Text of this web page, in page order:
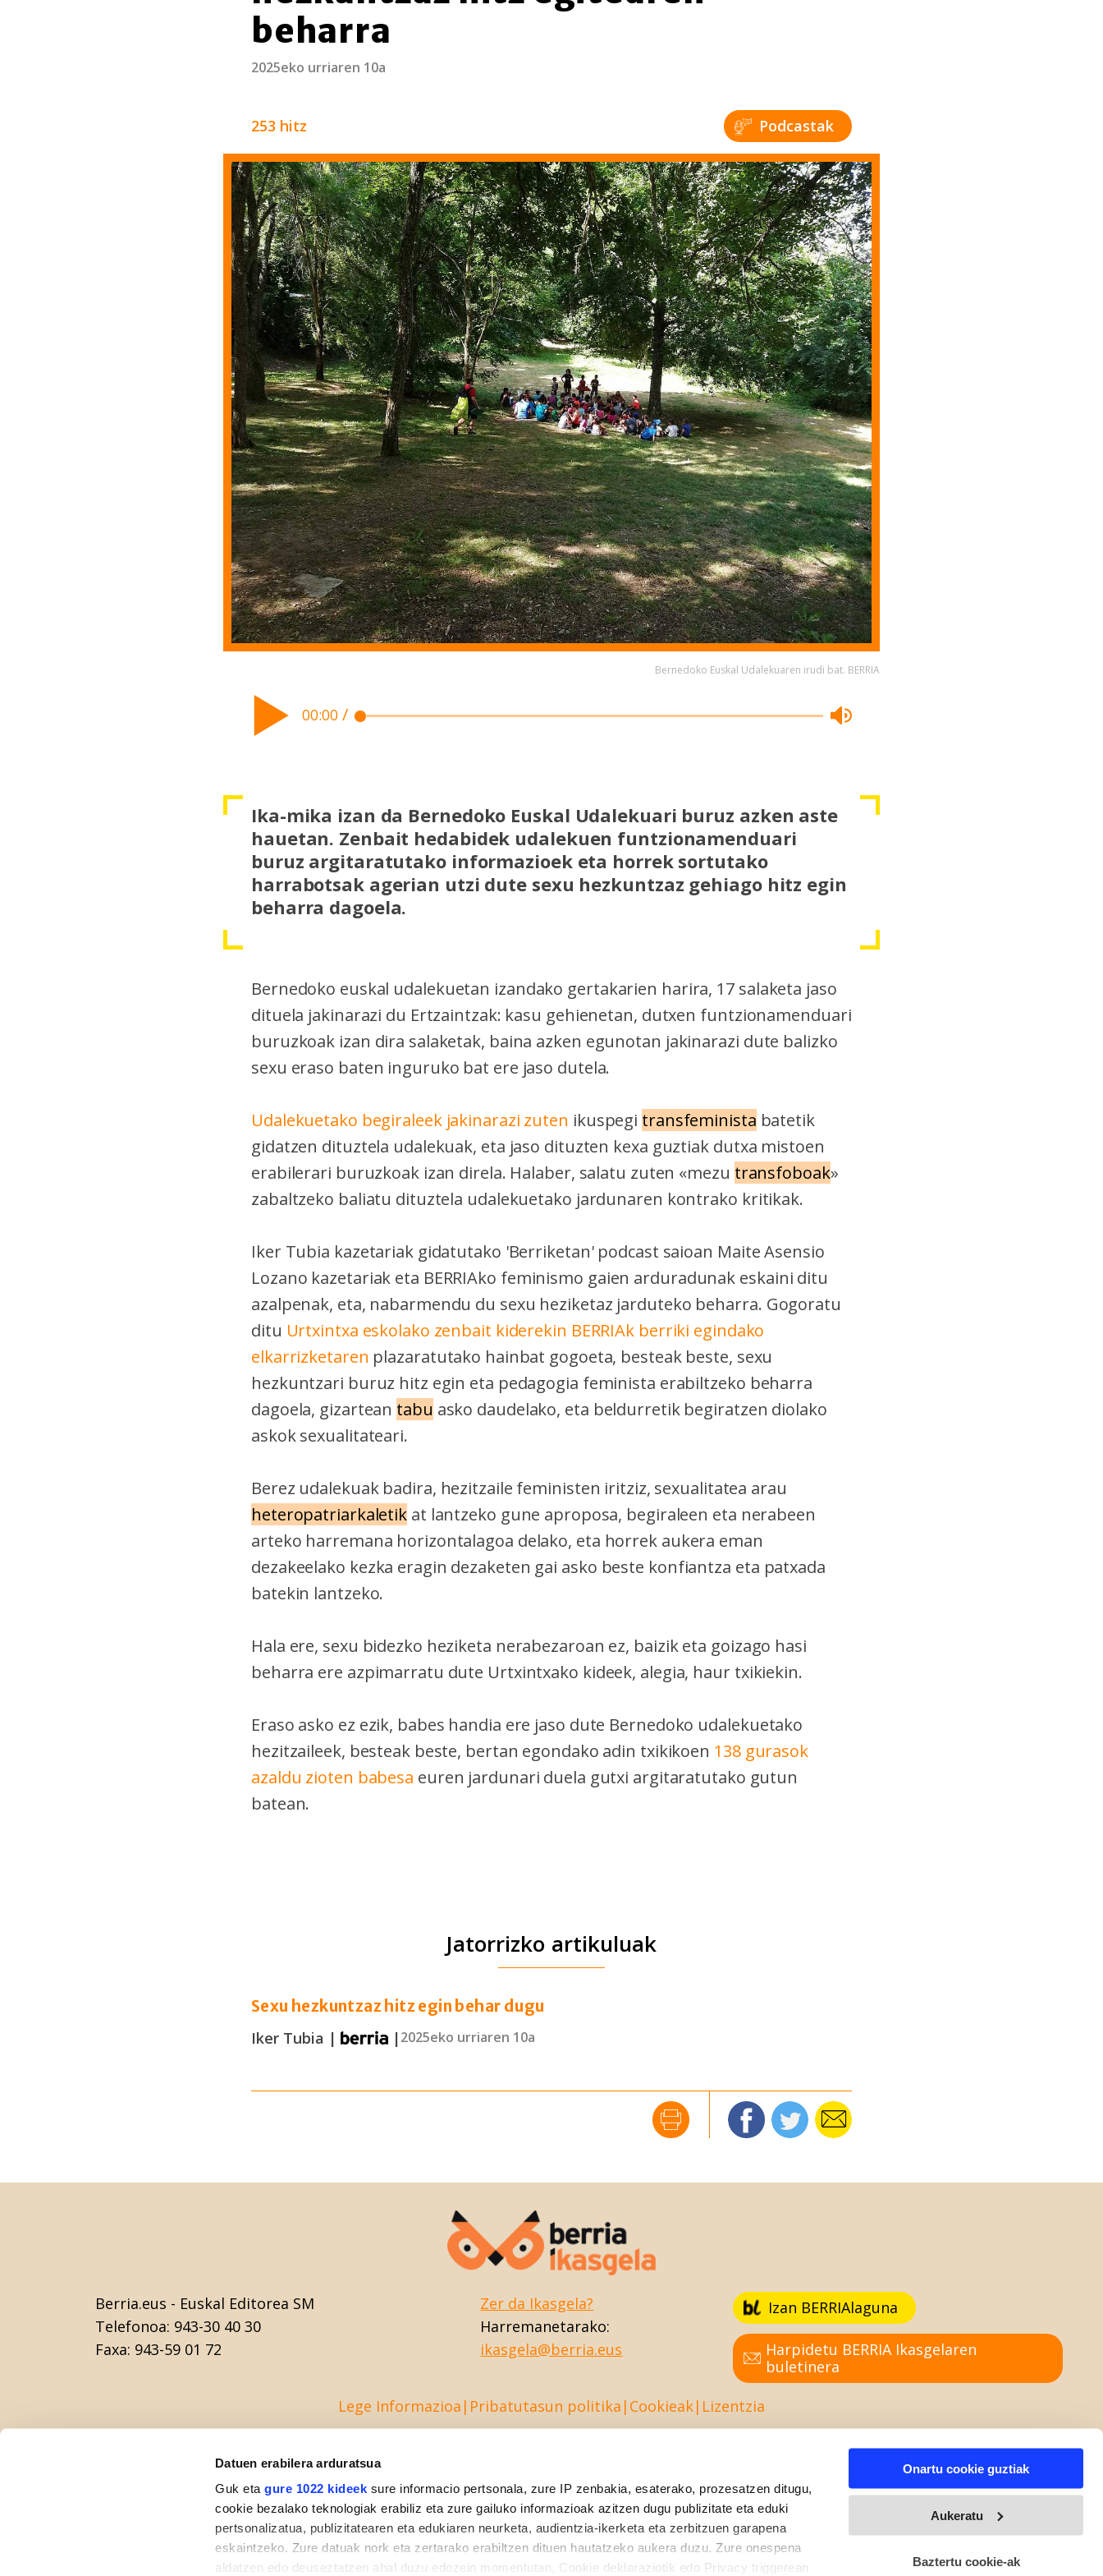
Datuen erabilera arduratsua
Guk etagure 1022 kideek sure informacio pertsonala, zure IP zenbakia, esaterako, prozesatzen ditugu,
cookie bezalako teknologiak erabiliz eta zure gailuko informazioak azitzen dugu publizitate eta eduki
pertsonalizatua, publizitatearen eta edukiaren neurketa, audientzia-ikerketa eta zerbitzuen garapena
eskaintzeko. Zure datuak nork eta zertarako erabiltzen dituen hautatzeko aukera duzu. Zure onespena
aldatzen edo deuseztatzen ahal duzu edozein momentutan, Cookie deklaraziotik edo Privacy triggerean
Onartu cookie guztiak
Aukeratu
Baztertu cookie-ak
beharra
2025eko urriaren 10a
253 hitz Podcastak
Bernedoko Euskal Udalekuaren irudi bat. BERRIA
00:00 /
Ika-mika izan da Bernedoko Euskal Udalekuari buruz azken aste
hauetan. Zenbait hedabidek udalekuen funtzionamenduari
buruz argitaratutako informazioek eta horrek sortutako
harrabotsak agerian utzi dute sexu hezkuntzaz gehiago hitz egin
beharra dagoela.
Bernedoko euskal udalekuetan izandako gertakarien harira, 17 salaketa jaso
dituela jakinarazi du Ertzaintzak: kasu gehienetan, dutxen funtzionamenduari
buruzkoak izan dira salaketak, baina azken egunotan jakinarazi dute balizko
sexu eraso baten inguruko bat ere jaso dutela.
Udalekuetako begiraleek jakinarazi zuten ikuspegi transfeminista batetik
gidatzen dituztela udalekuak, eta jaso dituzten kexa guztiak dutxa mistoen
erabilerari buruzkoak izan direla. Halaber, salatu zuten «mezu transfoboak»
zabaltzeko baliatu dituztela udalekuetako jardunaren kontrako kritikak.
Iker Tubia kazetariak gidatutako 'Berriketan' podcast saioan Maite Asensio
Lozano kazetariak eta BERRIAko feminismo gaien arduradunak eskaini ditu
azalpenak, eta, nabarmendu du sexu heziketaz jarduteko beharra. Gogoratu
ditu Urtxintxa eskolako zenbait kiderekin BERRIAk berriki egindako
elkarrizketaren plazaratutako hainbat gogoeta, besteak beste, sexu
hezkuntzari buruz hitz egin eta pedagogia feminista erabiltzeko beharra
dagoela, gizartean tabu asko daudelako, eta beldurretik begiratzen diolako
askok sexualitateari.
Berez udalekuak badira, hezitzaile feministen iritziz, sexualitatea arau
heteropatriarkaletik at lantzeko gune aproposa, begiraleen eta nerabeen
arteko harremana horizontalagoa delako, eta horrek aukera eman
dezakeelako kezka eragin dezaketen gai asko beste konfiantza eta patxada
batekin lantzeko.
Hala ere, sexu bidezko heziketa nerabezaroan ez, baizik eta goizago hasi
beharra ere azpimarratu dute Urtxintxako kideek, alegia, haur txikiekin.
Eraso asko ez ezik, babes handia ere jaso dute Bernedoko udalekuetako
hezitzaileek, besteak beste, bertan egondako adin txikikoen 138 gurasok
azaldu zioten babesa euren jardunari duela gutxi argitaratutako gutun
batean.
Jatorrizko artikuluak
Sexu hezkuntzaz hitz egin behar dugu
Iker Tubia |
|2025eko urriaren 10a
Berria.eus - Euskal Editorea SM
Telefonoa: 943-30 40 30
Faxa: 943-59 01 72
Zer da Ikasgela?
Harremanetarako:
ikasgela@berria.eus
Izan BERRIAlaguna
Harpidetu BERRIA Ikasgelaren
buletinera
Lege Informazioa Pribatutasun politika Cookieak Lizentzia